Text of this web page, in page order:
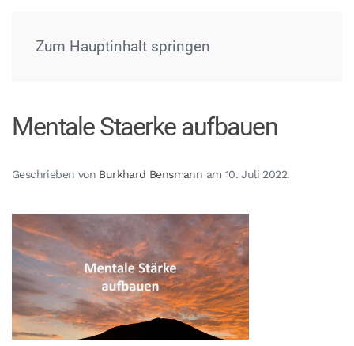
Zum Hauptinhalt springen
Mentale Staerke aufbauen
Geschrieben von Burkhard Bensmann am 10. Juli 2022.